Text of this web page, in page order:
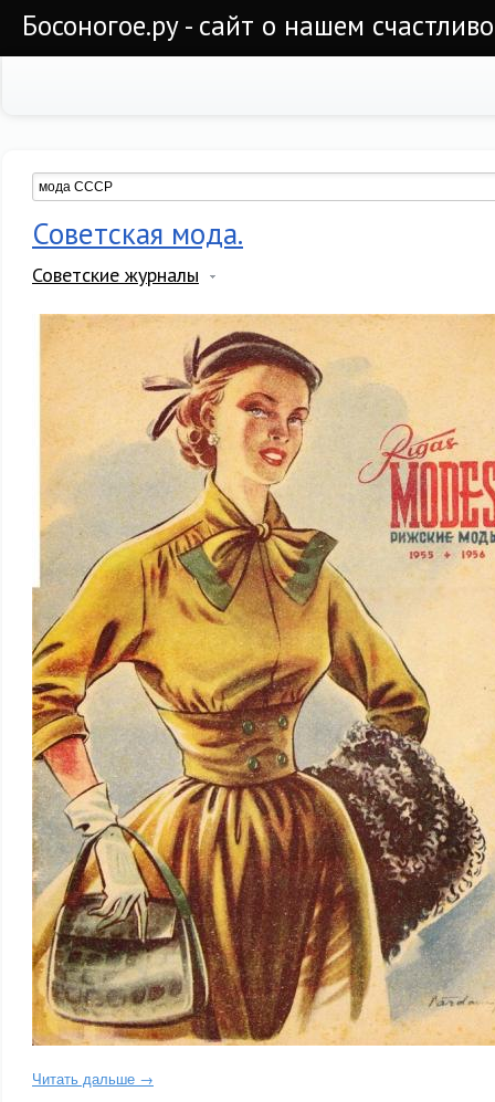
Босоногое.ру - сайт о нашем
Советская мода.
Советские журналы
Читать дальше →